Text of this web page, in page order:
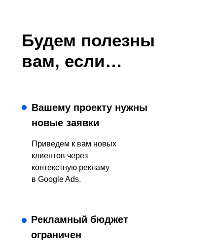
Будем полезны
вам, если…
Вашему проекту нужны
новые заявки
Рекламный бюджет
ограничен
Приведем к вам новых
клиентов через
контекстную рекламу
в Google Ads.